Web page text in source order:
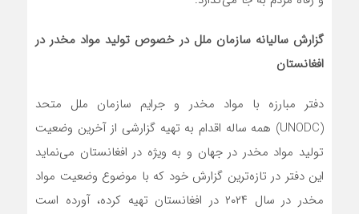
گزارش سالیانه سازمان ملل در خصوص تولید مواد مخدر در
افغانستان
دفتر مبارزه با مواد مخدر و جرایم سازمان ملل متحد
(UNODC) همه ساله اقدام به تهیه گزارشی از آخرین وضعیت
تولید مواد مخدر در جهان و به ویژه در افغانستان می‌نماید
این دفتر در تازه‌ترین گزارش خود که با موضوع وضعیت مواد
مخدر در سال ۲۰۲۴ در افغانستان تهیه کرده، آورده است